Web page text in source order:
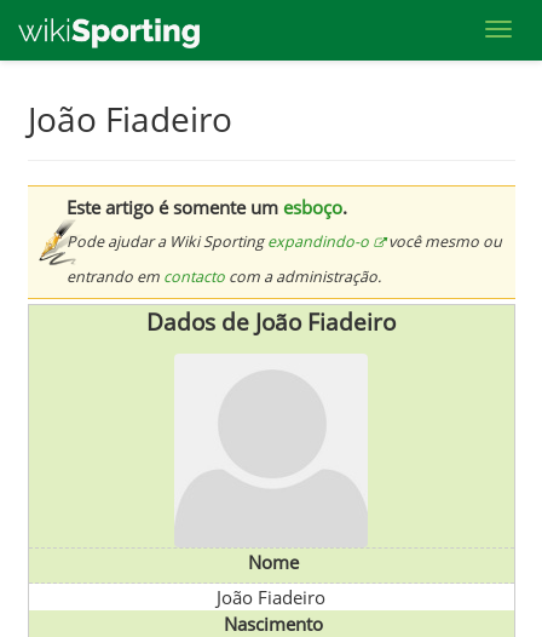
João Fiadeiro
Este artigo é somente um esboço.
Pode ajudar a Wiki Sportingexpandindo-o
você mesmo ou
entrando em contactocom a administração.
Dados de João Fiadeiro
Nome
João Fiadeiro
Nascimento